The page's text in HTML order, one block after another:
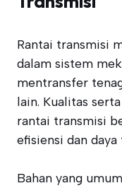
Rantai transmisi
dalam sistem
mentransfer
lain. Kualitas
rantai transmisi
efisiensi dan
Bahan yang